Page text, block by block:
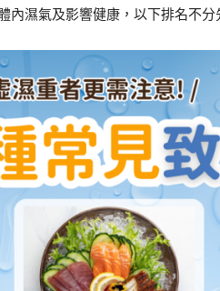
內濕氣及影響健康，以下排名不分